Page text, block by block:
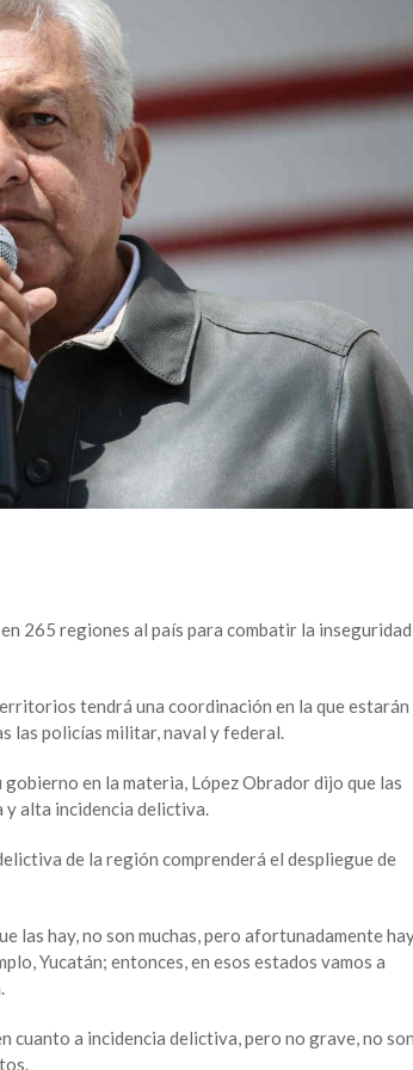
265 regiones al país para combatir la
tendrá una coordinación en la que estarán
las policías militar, naval y federal.
en la materia, López Obrador dijo que las
y alta incidencia delictiva.
de la región comprenderá el despliegue de
las hay, no son muchas, pero afortunadamente
Yucatán; entonces, en esos estados vamos a
cuanto a incidencia delictiva, pero no grave, no